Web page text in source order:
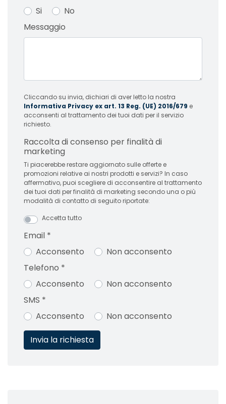
Si
No
Messaggio
Cliccando su invia, dichiari di aver letto la nostra
Informativa Privacy ex art. 13 Reg. (UE) 2016/679 e
acconsenti al trattamento dei tuoi dati per il servizio
richiesto.
Raccolta di consenso per finalità di
marketing
Ti piacerebbe restare aggiornato sulle offerte e
promozioni relative ai nostri prodotti e servizi? In caso
affermativo, puoi scegliere di acconsentire al trattamento
dei tuoi dati per finalità di marketing secondo una o più
modalità di contatto di seguito riportate:
Accetta tutto
Email *
Acconsento
Non acconsento
Telefono *
Acconsento
Non acconsento
SMS *
Acconsento
Non acconsento